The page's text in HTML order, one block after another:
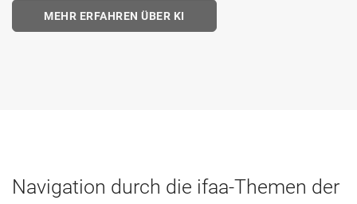
MEHR ERFAHREN ÜBER KI
Navigation durch die ifaa-Themen der